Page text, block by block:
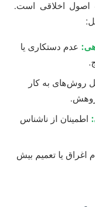
اصول اخلاقی است.
عدم دستکاری یا
روش‌های به کار
اطمینان از ناشناس
اغراق یا تعمیم بیش